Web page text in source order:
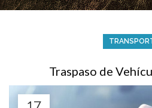
Traspaso de